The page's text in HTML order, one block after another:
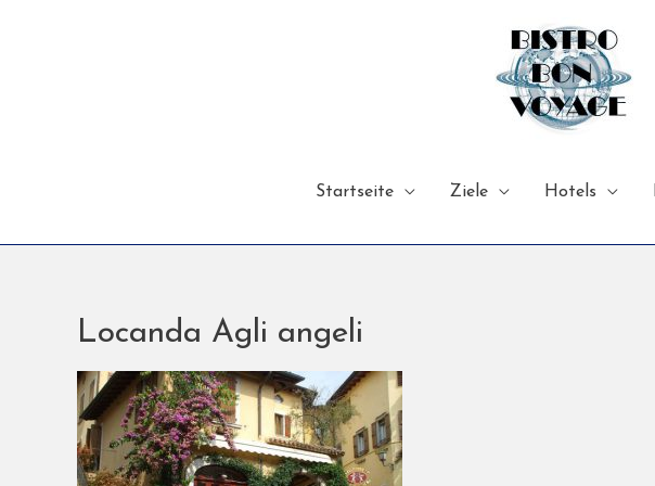
Startseite Ziele Hotels
Locanda Agli angeli